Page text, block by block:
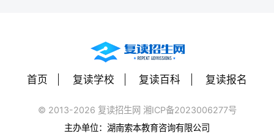
首页 复读学校 复读百科 复读报名
© 2013-2026 复读招生网 湘ICP备2023006277号
主办单位：湖南索本教育咨询有限公司